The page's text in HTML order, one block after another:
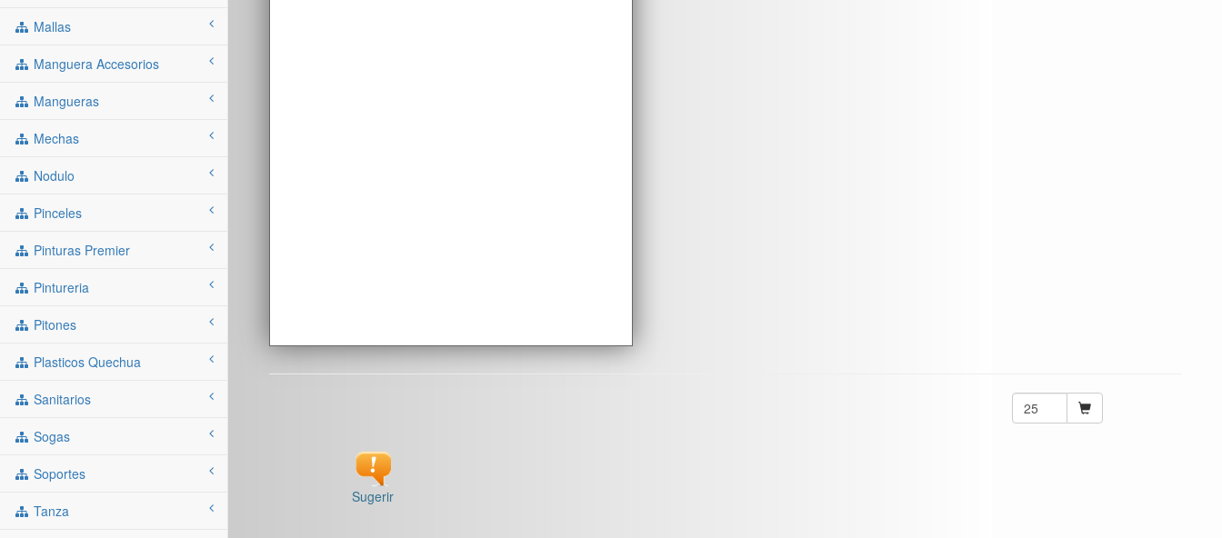
Mallas
Manguera Accesorios
Mangueras
Mechas
Nodulo
Pinceles
Pinturas Premier
Pintureria
Pitones
Plasticos Quechua
Sanitarios
Sogas
Soportes
Tanza
Sugerir